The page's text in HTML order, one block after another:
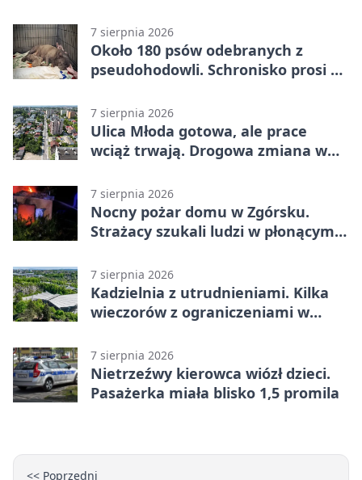
7 sierpnia 2026
Około 180 psów odebranych z
pseudohodowli. Schronisko prosi o
7 sierpnia 2026
Ulica Młoda gotowa, ale prace
wciąż trwają. Drogowa zmiana w
7 sierpnia 2026
Nocny pożar domu w Zgórsku.
Strażacy szukali ludzi w płonącym
7 sierpnia 2026
Kadzielnia z utrudnieniami. Kilka
wieczorów z ograniczeniami w
7 sierpnia 2026
Nietrzeźwy kierowca wiózł dzieci.
Pasażerka miała blisko 1,5 promila
<< Poprzedni